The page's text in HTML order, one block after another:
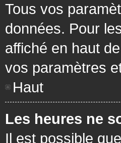
Tous vos
données. Pour
affiché en haut
vos paramètres
Haut
Les heures ne
Il est possible